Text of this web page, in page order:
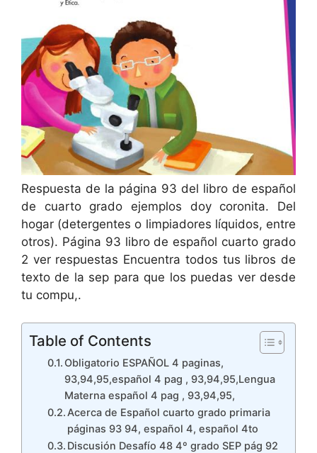
Respuesta de la página 93 del libro de español
de cuarto grado ejemplos doy coronita. Del
hogar (detergentes o limpiadores líquidos, entre
otros). Página 93 libro de español cuarto grado
2 ver respuestas Encuentra todos tus libros de
texto de la sep para que los puedas ver desde
tu compu,.
Table of Contents
Obligatorio ESPAÑOL 4 paginas,
93,94,95,español 4 pag , 93,94,95,Lengua
Materna español 4 pag , 93,94,95,
Acerca de Español cuarto grado primaria
páginas 93 94, español 4, español 4to
Discusión Desafío 48 4º grado SEP pág 92